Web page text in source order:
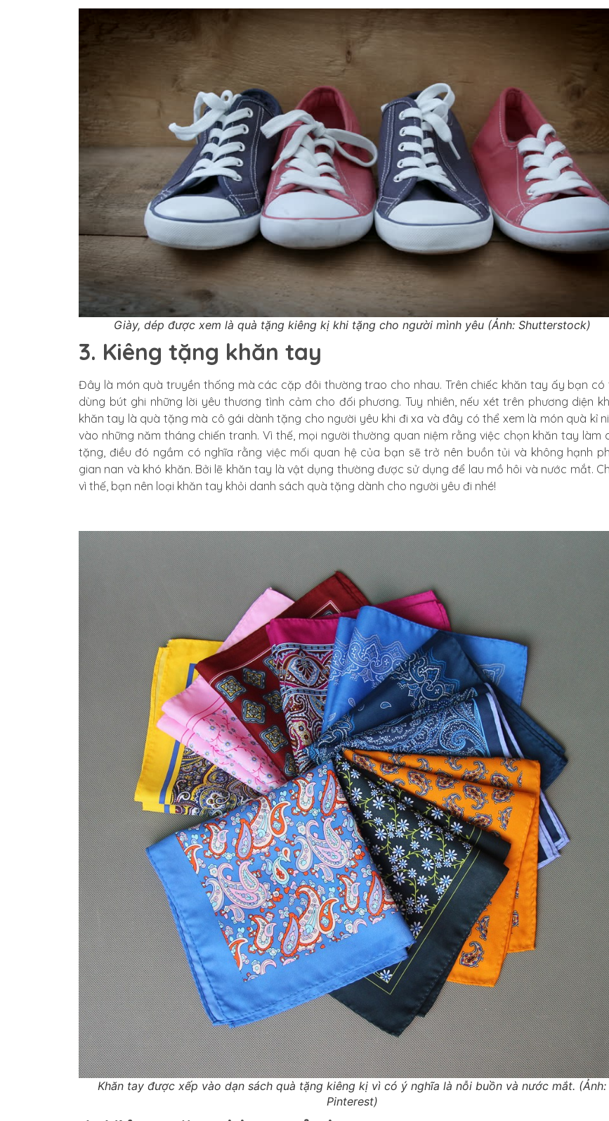
Giày, dép được xem là quà tặng kiêng kị khi tặng cho người mình yêu (Ảnh: Shutterstock)
3. Kiêng tặng khăn tay
Đây là món quà truyền thống mà các cặp đôi thường trao cho nhau. Trên chiếc khăn tay ấy bạn có
dùng bút ghi những lời yêu thương tình cảm cho đối phương. Tuy nhiên, nếu xét trên phương diện
khăn tay là quà tặng mà cô gái dành tặng cho người yêu khi đi xa và đây có thể xem là món quà kỉ
vào những năm tháng chiến tranh. Vì thế, mọi người thường quan niệm rằng việc chọn khăn tay làm
tặng, điều đó ngầm có nghĩa rằng việc mối quan hệ của bạn sẽ trở nên buồn tủi và không hạnh
gian nan và khó khăn. Bởi lẽ khăn tay là vật dụng thường được sử dụng để lau mồ hôi và nước mắt.
vì thế, bạn nên loại khăn tay khỏi danh sách quà tặng dành cho người yêu đi nhé!
Khăn tay được xếp vào dạn sách quà tặng kiêng kị vì có ý nghĩa là nỗi buồn và nước mắt. (Ảnh:
Pinterest)